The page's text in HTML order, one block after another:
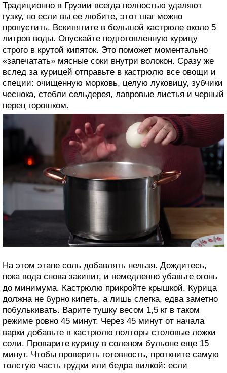
Традиционно в Грузии всегда полностью удаляют
гузку, но если вы ее любите, этот шаг можно
пропустить. Вскипятите в большой кастрюле около 5
литров воды. Опускайте подготовленную курицу
строго в крутой кипяток. Это поможет моментально
«запечатать» мясные соки внутри волокон. Сразу же
вслед за курицей отправьте в кастрюлю все овощи и
специи: очищенную морковь, целую луковицу, зубчики
чеснока, стебли сельдерея, лавровые листья и черный
перец горошком.
На этом этапе соль добавлять нельзя. Дождитесь,
пока вода снова закипит, и немедленно убавьте огонь
до минимума. Кастрюлю прикройте крышкой. Курица
должна не бурно кипеть, а лишь слегка, едва заметно
побулькивать. Варите тушку весом 1,5 кг в таком
режиме ровно 45 минут. Через 45 минут от начала
варки добавьте в кастрюлю полторы столовые ложки
соли. Проварите курицу в соленом бульоне еще 15
минут. Чтобы проверить готовность, проткните самую
толстую часть грудки или бедра вилкой: если